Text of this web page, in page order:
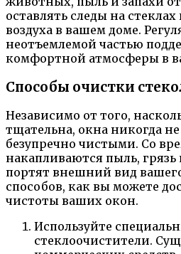
оставлять следы на
воздуха в вашем доме.
неотъемлемой частью
комфортной атмосферы в
Способы очистки
Независимо от того,
тщательна, окна никогда не
безупречно чистыми. Со
накапливаются пыль,
портят внешний вид
способов, как вы можете
чистоты ваших окон.
Используйте
стеклоочистители.